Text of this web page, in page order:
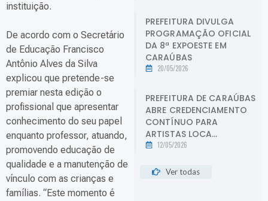
instituição.
De acordo com o Secretário
de Educação Francisco
Antônio Alves da Silva
explicou que pretende-se
premiar nesta edição o
profissional que apresentar
conhecimento do seu papel
enquanto professor, atuando,
promovendo educação de
qualidade e a manutenção de
vínculo com as crianças e
famílias. “Este momento é
PREFEITURA DIVULGA
PROGRAMAÇÃO OFICIAL
DA 8ª EXPOESTE EM
CARAÚBAS
20/05/2026
PREFEITURA DE CARAÚBAS
ABRE CREDENCIAMENTO
CONTÍNUO PARA
ARTISTAS LOCA...
12/05/2026
Ver todas